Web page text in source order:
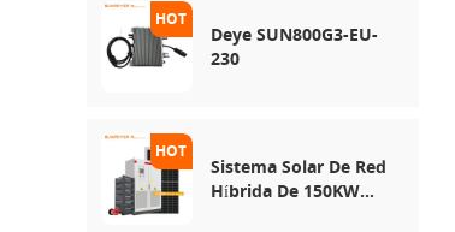
Deye SUN800G3-EU-
230
Sistema Solar De Red
Híbrida De 150KW